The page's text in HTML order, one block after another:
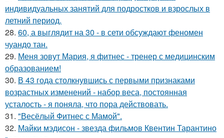
индивидуальных занятий для подростков и взрослых в
летний период.
28. 60, а выглядит на 30 - в сети обсуждают феномен
чуандо тан.
29. Меня зовут Мария, я фитнес - тренер с медицинским
образованием!
30. В 43 года столкнувшись с первыми признаками
возрастных изменений - набор веса, постоянная
усталость - я поняла, что пора действовать.
31. "Весёлый Фитнес с Мамой".
32. Майки мэдисон - звезда фильмов Квентин Тарантино